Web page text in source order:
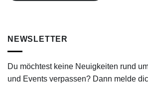
NEWSLETTER
Du möchtest keine Neuigkeiten rund
und Events verpassen? Dann melde